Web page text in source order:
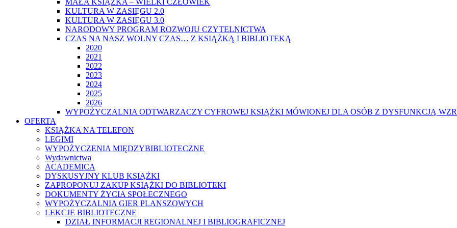
MAŁA KSIĄŻKA – WIELKI CZŁOWIEK
KULTURA W ZASIĘGU 2.0
KULTURA W ZASIĘGU 3.0
NARODOWY PROGRAM ROZWOJU CZYTELNICTWA
CZAS NA NASZ WOLNY CZAS… Z KSIĄŻKĄ I BIBLIOTEKĄ
2020
2021
2022
2023
2024
2025
2026
WYPOŻYCZALNIA ODTWARZACZY CYFROWEJ KSIĄŻKI MÓWIONEJ DLA OSÓB Z DYSFUNKCJĄ
OFERTA
KSIĄŻKA NA TELEFON
LEGIMI
WYPOŻYCZENIA MIĘDZYBIBLIOTECZNE
Wydawnictwa
ACADEMICA
DYSKUSYJNY KLUB KSIĄŻKI
ZAPROPONUJ ZAKUP KSIĄŻKI DO BIBLIOTEKI
DOKUMENTY ŻYCIA SPOŁECZNEGO
WYPOŻYCZALNIA GIER PLANSZOWYCH
LEKCJE BIBLIOTECZNE
DZIAŁ INFORMACJI REGIONALNEJ I BIBLIOGRAFICZNEJ